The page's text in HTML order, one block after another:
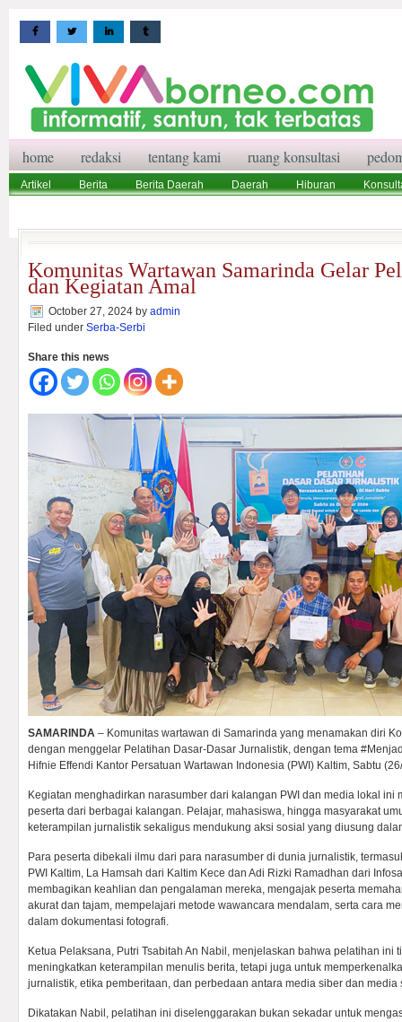
home redaksi tentang kami ruang konsultasi
Artikel Berita Berita Daerah Daerah Hiburan
Komunitas Wartawan Samarinda Gelar
dan Kegiatan Amal
October 27, 2024 by admin
Filed under Serba-Serbi
Share this news
SAMARINDA – Komunitas wartawan di Samarinda yang menamakan diri
dengan menggelar Pelatihan Dasar-Dasar Jurnalistik, dengan tema
Hifnie Effendi Kantor Persatuan Wartawan Indonesia (PWI) Kaltim, Sabtu
Kegiatan menghadirkan narasumber dari kalangan PWI dan media lokal ini
peserta dari berbagai kalangan. Pelajar, mahasiswa, hingga masyarakat
keterampilan jurnalistik sekaligus mendukung aksi sosial yang diusung
Para peserta dibekali ilmu dari para narasumber di dunia jurnalistik,
PWI Kaltim, La Hamsah dari Kaltim Kece dan Adi Rizki Ramadhan dari
membagikan keahlian dan pengalaman mereka, mengajak peserta
akurat dan tajam, mempelajari metode wawancara mendalam, serta cara
dalam dokumentasi fotografi.
Ketua Pelaksana, Putri Tsabitah An Nabil, menjelaskan bahwa pelatihan ini
meningkatkan keterampilan menulis berita, tetapi juga untuk
jurnalistik, etika pemberitaan, dan perbedaan antara media siber dan media
Dikatakan Nabil, pelatihan ini diselenggarakan bukan sekadar untuk